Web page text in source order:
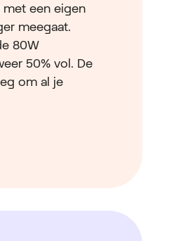
een eigen
meegaat.
80W
50% vol. De
om al je